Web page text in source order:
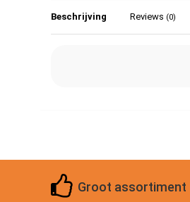
Beschrijving Reviews (0)
Groot assortiment